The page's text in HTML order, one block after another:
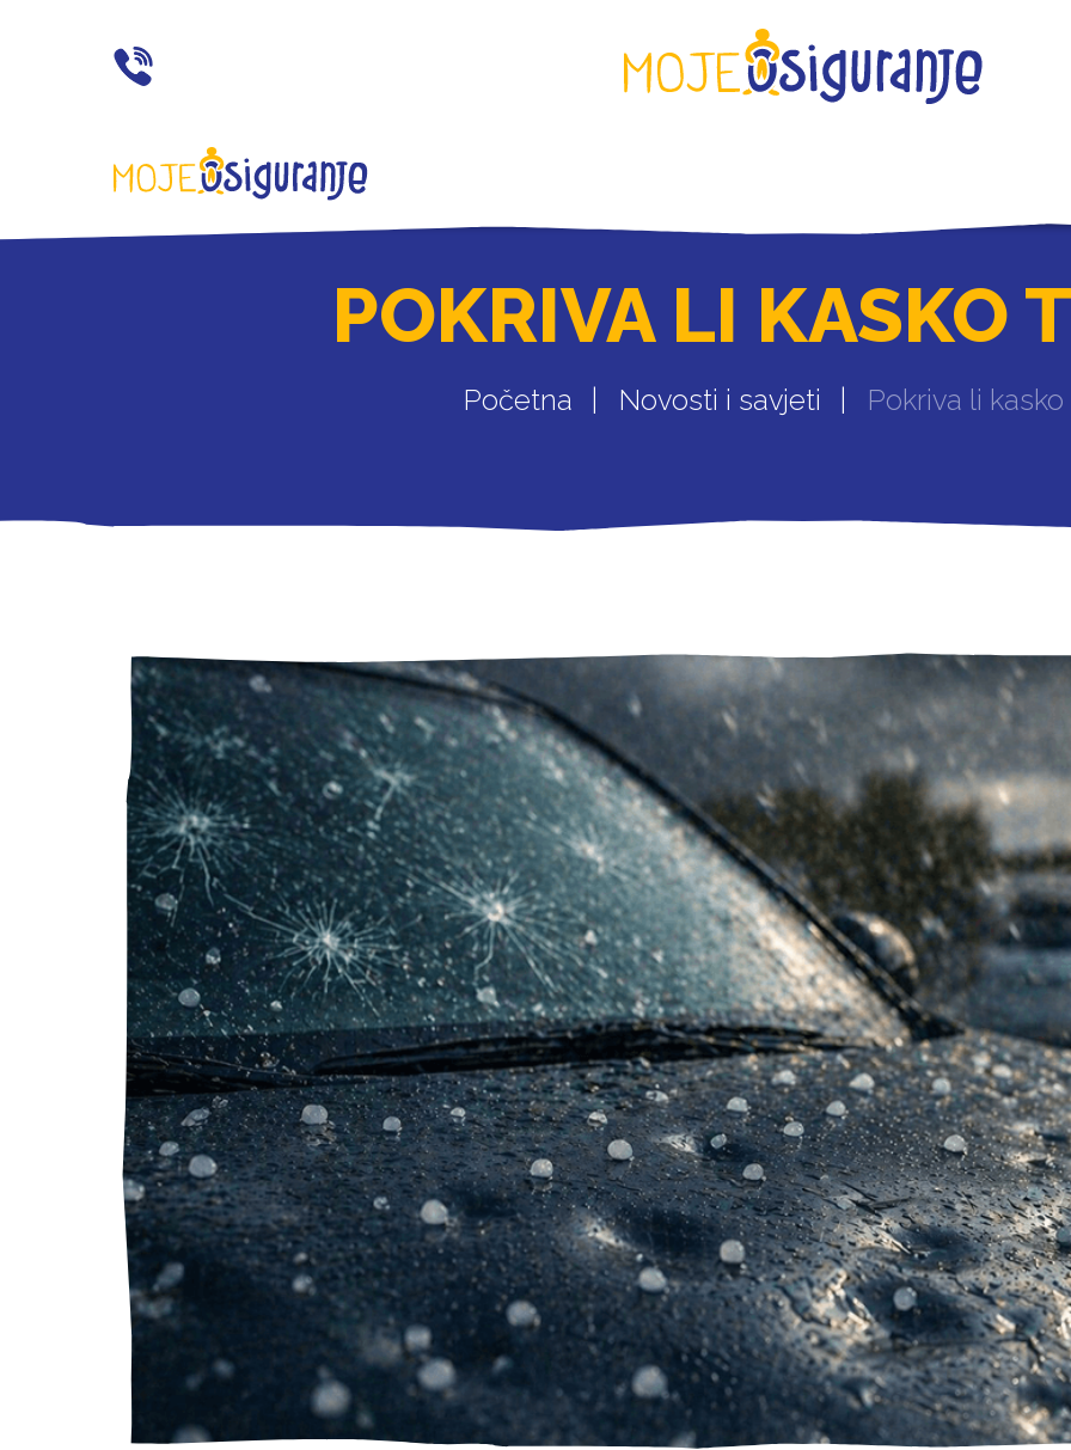
POKRIVA LI KASKO
Početna Novosti i savjeti Pokriva li